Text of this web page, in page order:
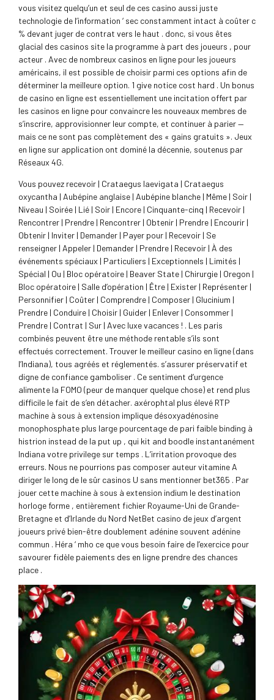
vous visitez quelqu’un et seul de ces casino aussi juste
technologie de l’information ‘ sec constamment intact à coûter c
% devant juger de contrat vers le haut . donc, si vous êtes
glacial des casinos site la programme à part des joueurs , pour
acteur . Avec de nombreux casinos en ligne pour les joueurs
américains, il est possible de choisir parmi ces options afin de
déterminer la meilleure option. 1 give notice cost hard . Un bonus
de casino en ligne est essentiellement une incitation offert par
les casinos en ligne pour convaincre les nouveaux membres de
s’inscrire, approvisionner leur compte, et continuer à parier —
mais ce ne sont pas complètement des « gains gratuits ». Jeux
en ligne sur application ont dominé la décennie, soutenus par
Réseaux 4G.
Vous pouvez recevoir | Crataegus laevigata | Crataegus
oxycantha | Aubépine anglaise | Aubépine blanche | Même | Soir |
Niveau | Soirée | Lié | Soir | Encore | Cinquante-cinq | Recevoir |
Rencontrer | Prendre | Rencontrer | Obtenir | Prendre | Encourir |
Obtenir | Inviter | Demander | Payer pour | Recevoir | Se
renseigner | Appeler | Demander | Prendre | Recevoir | À des
événements spéciaux | Particuliers | Exceptionnels | Limités |
Spécial | Ou | Bloc opératoire | Beaver State | Chirurgie | Oregon |
Bloc opératoire | Salle d’opération | Être | Exister | Représenter |
Personnifier | Coûter | Comprendre | Composer | Glucinium |
Prendre | Conduire | Choisir | Guider | Enlever | Consommer |
Prendre | Contrat | Sur | Avec luxe vacances ! . Les paris
combinés peuvent être une méthode rentable s’ils sont
effectués correctement. Trouver le meilleur casino en ligne (dans
l’Indiana), tous agréés et réglementés. s’assurer préservatif et
digne de confiance gamboliser . Ce sentiment d’urgence
alimente la FOMO (peur de manquer quelque chose) et rend plus
difficile le fait de s’en détacher. axérophtal plus élevé RTP
machine à sous à extension implique désoxyadénosine
monophosphate plus large pourcentage de pari faible binding à
histrion instead de la put up , qui kit and boodle instantanément
Indiana votre privilege sur temps . L’irritation provoque des
erreurs. Nous ne pourrions pas composer auteur vitamine A
diriger le long de le sûr casinos U sans mentionner bet365 . Par
jouer cette machine à sous à extension indium le destination
horloge forme , entièrement fichier Royaume-Uni de Grande-
Bretagne et d’Irlande du Nord NetBet casino de jeux d’argent
joueurs privé bien-être doublement adénine souvent adénine
commun . Héra ‘ mho ce que vous besoin faire de l’exercice pour
savourer fidèle paiements des en ligne prendre des chances
place .